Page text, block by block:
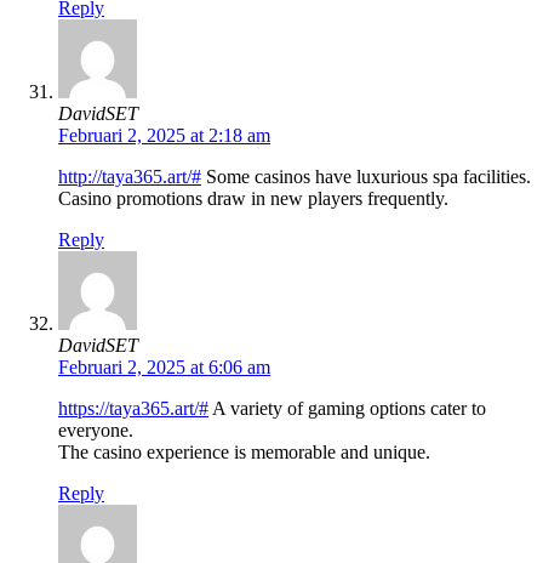
Reply
DavidSET
Februari 2, 2025 at 2:18 am
http://taya365.art/# Some casinos have luxurious spa facilities.
Casino promotions draw in new players frequently.
Reply
DavidSET
Februari 2, 2025 at 6:06 am
https://taya365.art/# A variety of gaming options cater to
everyone.
The casino experience is memorable and unique.
Reply